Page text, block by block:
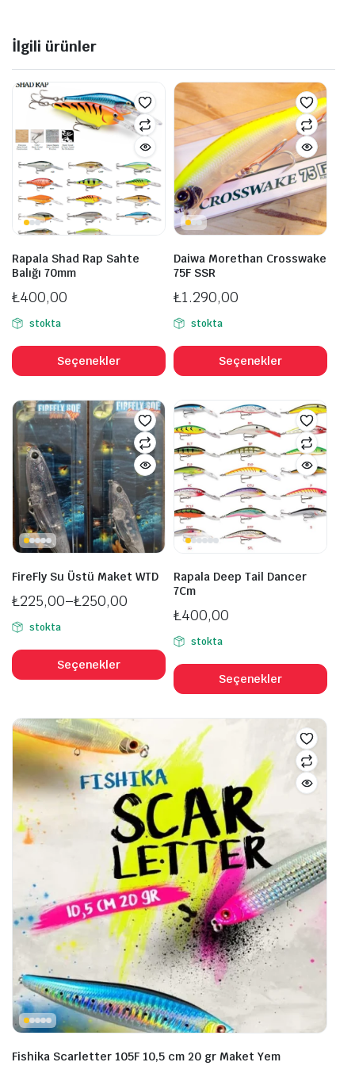
İlgili ürünler
Rapala Shad Rap Sahte
Balığı 70mm
₺400,00
stokta
Seçenekler
Bu
birden
varyasyonu
var.
Seçenekler
ürün
sayfasından
seçilebilir
Daiwa Morethan Crosswake
75F SSR
₺1.290,00
stokta
Seçenekler
FireFly Su Üstü Maket WTD
₺225,00–₺250,00
Fiyat
aralığı:
₺225,00
-
stokta
Seçenekler
Bu
ürünün
birden
varyasyonu
var.
Seçenekler
ürün
sayfasından
seçilebilir
Rapala Deep Tail Dancer
7Cm
₺400,00
stokta
Seçenekler
Fishika Scarletter 105F 10,5 cm 20 gr Maket Yem